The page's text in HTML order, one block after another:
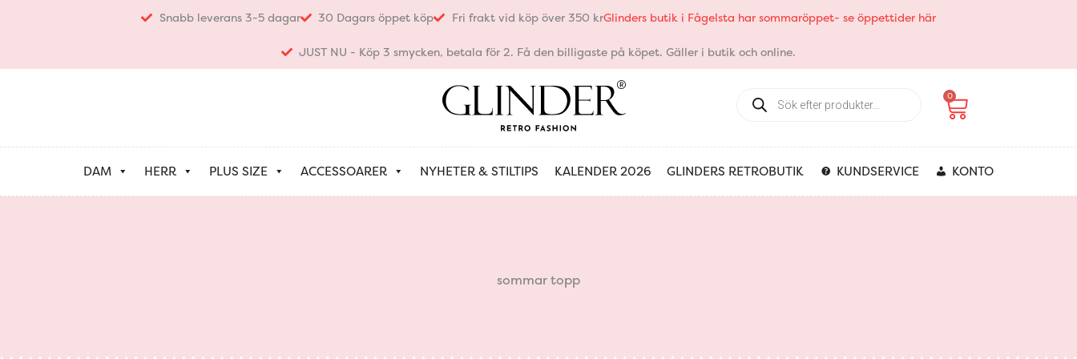
Snabb leverans 3-5 dagar 30 Dagars öppet köp Fri frakt vid köp över 350 krGlinders butik i Fågelsta har sommaröppet- se öppettider här
JUST NU - Köp 3 smycken, betala för 2. Få den billigaste på köpet. Gäller i butik och online.
search
0
Varukorg
DAM HERR PLUS SIZE ACCESSOARER NYHETER & STILTIPS KALENDER 2026 GLINDERS RETROBUTIK KUNDSERVICE KONTO
sommar topp